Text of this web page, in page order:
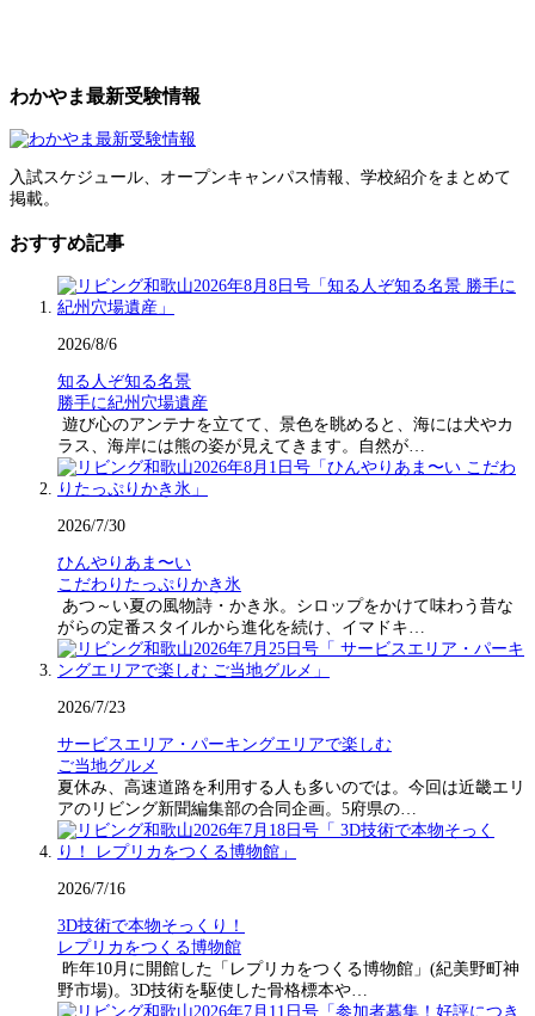
わかやま最新受験情報
入試スケジュール、オープンキャンパス情報、学校紹介をまとめて
掲載。
おすすめ記事
2026/8/6
知る人ぞ知る名景
勝手に紀州穴場遺産
遊び心のアンテナを立てて、景色を眺めると、海には犬やカ
ラス、海岸には熊の姿が見えてきます。自然が…
2026/7/30
ひんやりあま〜い
こだわりたっぷりかき氷
あつ～い夏の風物詩・かき氷。シロップをかけて味わう昔な
がらの定番スタイルから進化を続け、イマドキ…
2026/7/23
サービスエリア・パーキングエリアで楽しむ
ご当地グルメ
夏休み、高速道路を利用する人も多いのでは。今回は近畿エリ
アのリビング新聞編集部の合同企画。5府県の…
2026/7/16
3D技術で本物そっくり！
レプリカをつくる博物館
昨年10月に開館した「レプリカをつくる博物館」(紀美野町神
野市場)。3D技術を駆使した骨格標本や…